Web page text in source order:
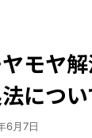
ヤモヤ
につい
6月7日